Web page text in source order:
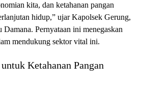
kita, dan ketahanan pangan
hidup,” ujar Kapolsek Gerung,
Pernyataan ini menegaskan
mendukung sektor vital ini.
Ketahanan Pangan